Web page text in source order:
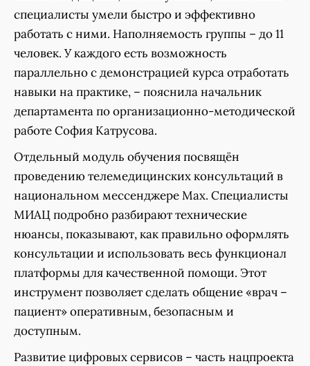
специалисты умели быстро и эффективно
работать с ними. Наполняемость группы – до 11
человек. У каждого есть возможность
параллельно с демонстрацией курса отработать
навыки на практике, – пояснила начальник
департамента по организационно-методической
работе София Катрусова.
Отдельный модуль обучения посвящён
проведению телемедицинских консультаций в
национальном мессенджере Мах. Специалисты
МИАЦ подробно разбирают технические
нюансы, показывают, как правильно оформлять
консультации и использовать весь функционал
платформы для качественной помощи. Этот
инструмент позволяет сделать общение «врач –
пациент» оперативным, безопасным и
доступным.
Развитие цифровых сервисов – часть нацпроекта